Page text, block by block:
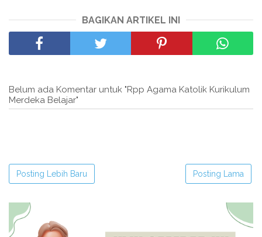
BAGIKAN ARTIKEL INI
Belum ada Komentar untuk "Rpp Agama Katolik Kurikulum
Merdeka Belajar"
Posting Lebih Baru Posting Lama